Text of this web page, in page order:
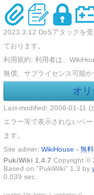
2023.3.12 DoSアタックを受
ております。
利用規約: 利用者は、
無償、サブライセンス可能
オ
Last-modified: 2006-01-11 (
エラー等で表示されないペ
ます。
Site admin: WikiHouse - 無
PukiWiki 1.4.7 Copyright ©
Based on "PukiWiki" 1.3 by
0.039 sec.